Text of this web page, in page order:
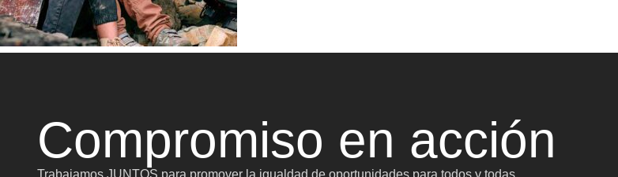
Compromiso en acción
Trabajamos JUNTOS para promover la igualdad de oportunidades para todos y todas.